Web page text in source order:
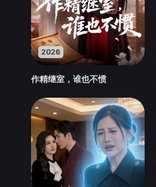
2026
作精继室，谁也不惯